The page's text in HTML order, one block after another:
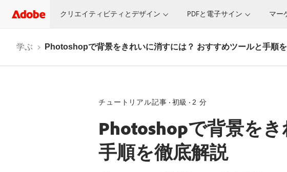
クリエイティビティとデザイン PDFと電子サイン マー
学ぶ Photoshopで背景をきれいに消すには？ おすすめツールと手順
チュートリアル記事 初級 2 分
Photoshopで背景を
手順を徹底解説